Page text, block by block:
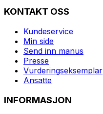
KONTAKT OSS
Kundeservice
Min side
Send inn manus
Presse
Vurderingseksemplar
Ansatte
INFORMASJON